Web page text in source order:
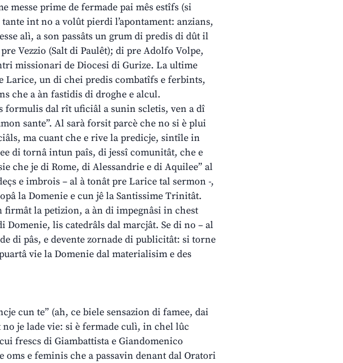
messe prime de fermade pai mês estîfs (si
int no a volût pierdi l’apontament: anzians,
alì, a son passâts un grum di predis di dût il
Vezzio (Salt di Paulêt); di pre Adolfo Volpe,
missionari de Diocesi di Gurize. La ultime
Larice, un di chei predis combatîfs e ferbints,
che a àn fastidis di droghe e alcul.
formulis dal rît uficiâl a sunin scletis, ven a dî
sante”. Al sarà forsit parcè che no si è plui
ma cuant che e rive la predicje, sintîle in
di tornâ intun paîs, di jessî comunitât, che e
che je di Rome, di Alessandrie e di Aquilee” al
e imbrois – al à tonât pre Larice tal sermon -,
la Domenie e cun jê la Santissime Trinitât.
la petizion, a àn di impegnâsi in chest
lis catedrâls dal marcjât. Se di no – al
di pâs, e devente zornade di publicitât: si torne
vie la Domenie dal materialisim e des
cun te” (ah, ce biele sensazion di famee, dai
je lade vie: si è fermade culì, in chel lûc
frescs di Giambattista e Giandomenico
e feminis che a passavin denant dal Oratori